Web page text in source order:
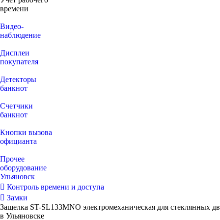
времени
Видео‑
наблюдение
Дисплеи
покупателя
Детекторы
банкнот
Счетчики
банкнот
Кнопки вызова
официанта
Прочее
оборудование
Ульяновск
Контроль времени и доступа
Замки
Защелка ST-SL133MNO электромеханическая для стеклянных
в Ульяновске